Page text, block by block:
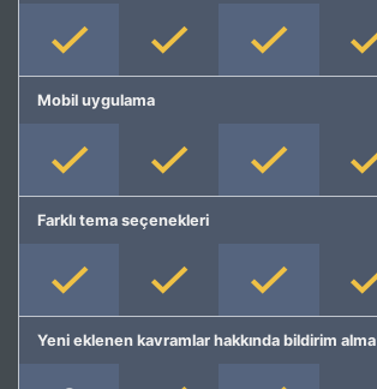
Mobil uygulama
Farklı tema seçenekleri
Yeni eklenen kavramlar hakkında bildirim alma